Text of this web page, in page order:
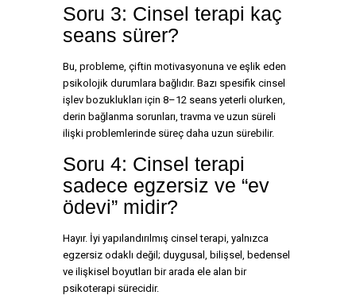
Soru 3: Cinsel terapi kaç
seans sürer?
Bu, probleme, çiftin motivasyonuna ve eşlik eden
psikolojik durumlara bağlıdır. Bazı spesifik cinsel
işlev bozuklukları için 8–12 seans yeterli olurken,
derin bağlanma sorunları, travma ve uzun süreli
ilişki problemlerinde süreç daha uzun sürebilir.
Soru 4: Cinsel terapi
sadece egzersiz ve “ev
ödevi” midir?
Hayır. İyi yapılandırılmış cinsel terapi, yalnızca
egzersiz odaklı değil; duygusal, bilişsel, bedensel
ve ilişkisel boyutları bir arada ele alan bir
psikoterapi sürecidir.